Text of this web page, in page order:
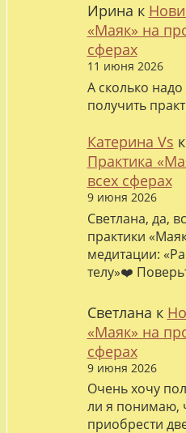
Ирина к
«Маяк» на
сферах
11 июня 2026
А сколько
получить
Катерина Vs к
Практика
всех сферах
9 июня 2026
Светлана, да,
практики
медитации:
телу»❤️
Светлана к
«Маяк» на
сферах
9 июня 2026
Очень хочу
ли я понимаю,
приобрести